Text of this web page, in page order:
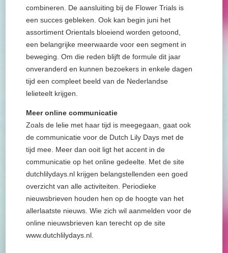
combineren. De aansluiting bij de Flower Trials is
een succes gebleken. Ook kan begin juni het
assortiment Orientals bloeiend worden getoond,
een belangrijke meerwaarde voor een segment in
beweging. Om die reden blijft de formule dit jaar
onveranderd en kunnen bezoekers in enkele dagen
tijd een compleet beeld van de Nederlandse
lelieteelt krijgen.
Meer online communicatie
Zoals de lelie met haar tijd is meegegaan, gaat ook
de communicatie voor de Dutch Lily Days met de
tijd mee. Meer dan ooit ligt het accent in de
communicatie op het online gedeelte. Met de site
dutchlilydays.nl krijgen belangstellenden een goed
overzicht van alle activiteiten. Periodieke
nieuwsbrieven houden hen op de hoogte van het
allerlaatste nieuws. Wie zich wil aanmelden voor de
online nieuwsbrieven kan terecht op de site
www.dutchlilydays.nl.